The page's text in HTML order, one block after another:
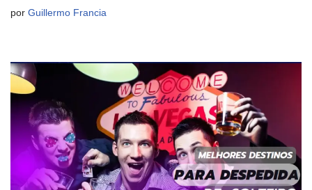
por Guillermo Francia